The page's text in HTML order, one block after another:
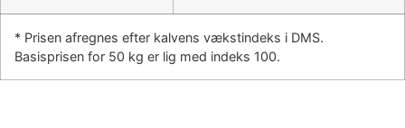
* Prisen afregnes efter kalvens vækstindeks i DMS.
Basisprisen for 50 kg er lig med indeks 100.